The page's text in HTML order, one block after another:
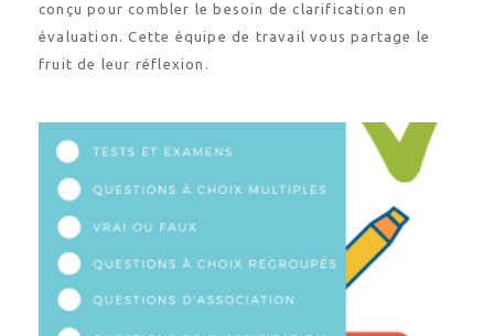
conçu pour combler le besoin de clarification en
évaluation. Cette équipe de travail vous partage le
fruit de leur réflexion.